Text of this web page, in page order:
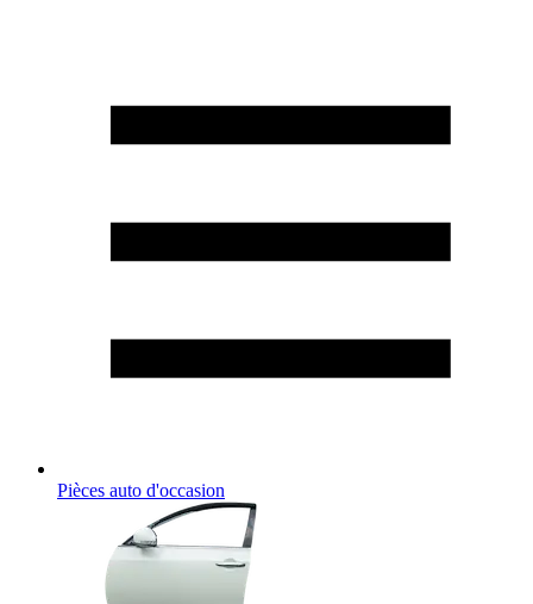
Pièces auto d'occasion